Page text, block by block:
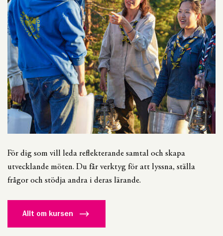
För dig som vill leda reflekterande samtal och skapa
utvecklande möten. Du får verktyg för att lyssna, ställa
frågor och stödja andra i deras lärande.
Allt om kursen